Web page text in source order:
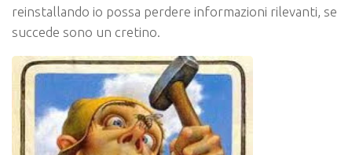
reinstallando io possa perdere informazioni rilevanti, se
succede sono un cretino.